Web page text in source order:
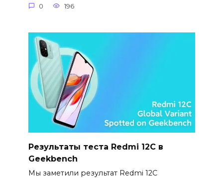
0 196
Результаты теста Redmi 12C в
Geekbench
Мы заметили результат Redmi 12C